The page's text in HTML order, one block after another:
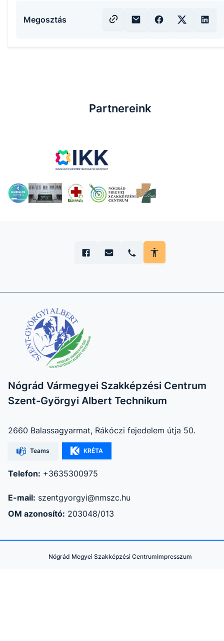
Megosztás
Partnereink
Nógrád Vármegyei Szakképzési Centrum
Szent-Györgyi Albert Technikum
2660 Balassagyarmat, Rákóczi fejedelem útja 50.
Teams KRÉTA
Telefon: +3635300975
E-mail: szentgyorgyi@nmszc.hu
OM azonosító: 203048/013
Nógrád Megyei Szakképzési CentrumImpresszum